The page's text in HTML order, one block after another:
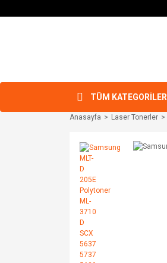
TÜM KATEGORİLER
Anasayfa Laser Tonerler